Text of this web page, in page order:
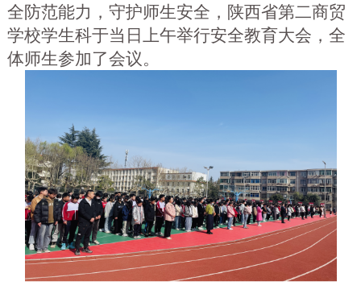
全防范能力，守护师生安全，陕西省第二商贸
学校学生科于当日上午举行安全教育大会，全
体师生参加了会议。